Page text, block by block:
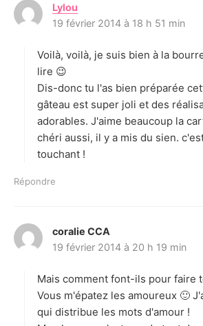
Lylou
i
:
19 février 2014 à 18 h 51 min
Voilà, voilà, je suis bien à la
lire 😉
Dis-donc tu l'as bien préparée
gâteau est super joli et des
adorables. J'aime beaucoup la
chéri aussi, il y a mis du sien.
touchant !
Répondre
coralie CCA
i
:
19 février 2014 à 20 h 19 min
Mais comment font-ils pour faire
Vous m'épatez les amoureux 🙂
qui distribue les mots d'amour !